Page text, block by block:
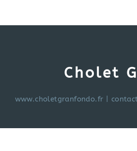
Cholet
www.choletgranfondo.fr